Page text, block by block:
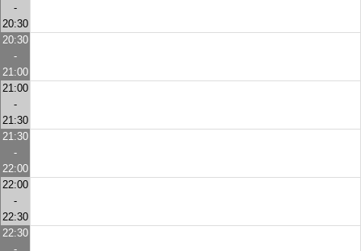
-
20:30
20:30
-
21:00
21:00
-
21:30
21:30
-
22:00
22:00
-
22:30
22:30